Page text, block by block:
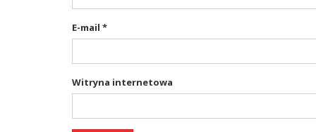
E-mail *
Witryna internetowa